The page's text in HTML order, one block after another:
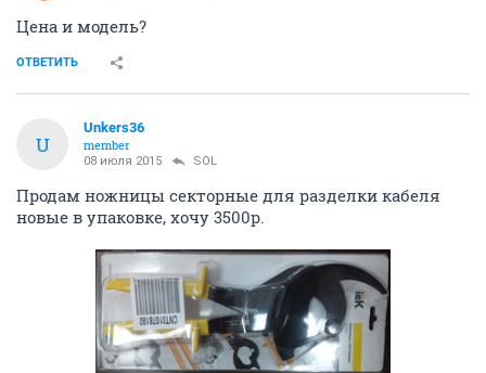
Цена и модель?
ОТВЕТИТЬ
U
Unkers36
member
08 июля 2015 SOL
Продам ножницы секторные для разделки кабеля
новые в упаковке, хочу 3500р.